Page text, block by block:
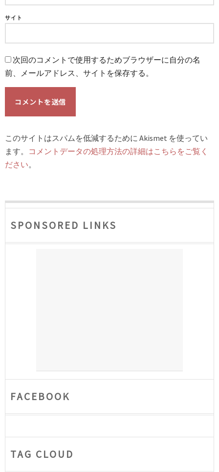
サイト
次回のコメントで使用するためブラウザーに自分の名
前、メールアドレス、サイトを保存する。
このサイトはスパムを低減するために Akismet を使ってい
ます。 コメントデータの処理方法の詳細はこちらをご覧く
ださい。
SPONSORED LINKS
FACEBOOK
TAG CLOUD